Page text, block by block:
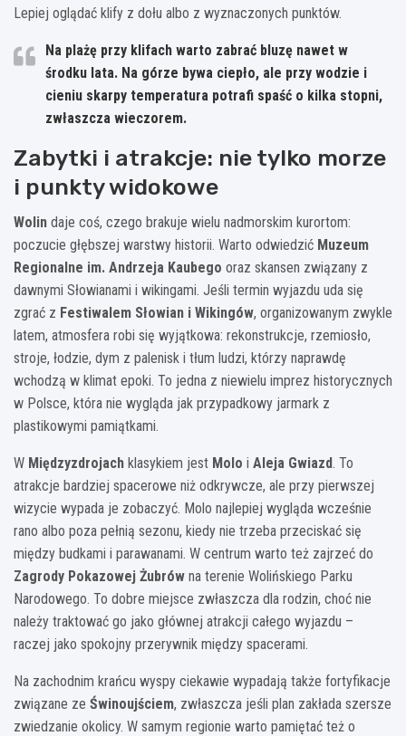
Lepiej oglądać klify z dołu albo z wyznaczonych punktów.
Na plażę przy klifach warto zabrać bluzę nawet w
środku lata. Na górze bywa ciepło, ale przy wodzie i
cieniu skarpy temperatura potrafi spaść o kilka stopni,
zwłaszcza wieczorem.
Zabytki i atrakcje: nie tylko morze
i punkty widokowe
Wolin daje coś, czego brakuje wielu nadmorskim kurortom:
poczucie głębszej warstwy historii. Warto odwiedzić Muzeum
Regionalne im. Andrzeja Kaubego oraz skansen związany z
dawnymi Słowianami i wikingami. Jeśli termin wyjazdu uda się
zgrać z Festiwalem Słowian i Wikingów, organizowanym zwykle
latem, atmosfera robi się wyjątkowa: rekonstrukcje, rzemiosło,
stroje, łodzie, dym z palenisk i tłum ludzi, którzy naprawdę
wchodzą w klimat epoki. To jedna z niewielu imprez historycznych
w Polsce, która nie wygląda jak przypadkowy jarmark z
plastikowymi pamiątkami.
W Międzyzdrojach klasykiem jest Molo i Aleja Gwiazd. To
atrakcje bardziej spacerowe niż odkrywcze, ale przy pierwszej
wizycie wypada je zobaczyć. Molo najlepiej wygląda wcześnie
rano albo poza pełnią sezonu, kiedy nie trzeba przeciskać się
między budkami i parawanami. W centrum warto też zajrzeć do
Zagrody Pokazowej Żubrów na terenie Wolińskiego Parku
Narodowego. To dobre miejsce zwłaszcza dla rodzin, choć nie
należy traktować go jako głównej atrakcji całego wyjazdu –
raczej jako spokojny przerywnik między spacerami.
Na zachodnim krańcu wyspy ciekawie wypadają także fortyfikacje
związane ze Świnoujściem, zwłaszcza jeśli plan zakłada szersze
zwiedzanie okolicy. W samym regionie warto pamiętać też o